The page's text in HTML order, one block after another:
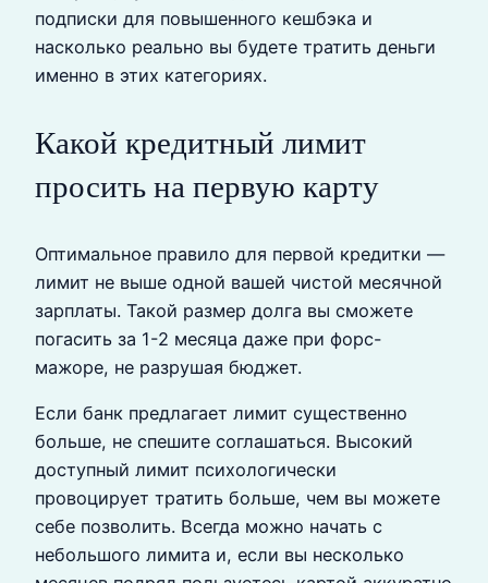
подписки для повышенного кешбэка и
насколько реально вы будете тратить деньги
именно в этих категориях.
Какой кредитный лимит
просить на первую карту
Оптимальное правило для первой кредитки —
лимит не выше одной вашей чистой месячной
зарплаты. Такой размер долга вы сможете
погасить за 1-2 месяца даже при форс-
мажоре, не разрушая бюджет.
Если банк предлагает лимит существенно
больше, не спешите соглашаться. Высокий
доступный лимит психологически
провоцирует тратить больше, чем вы можете
себе позволить. Всегда можно начать с
небольшого лимита и, если вы несколько